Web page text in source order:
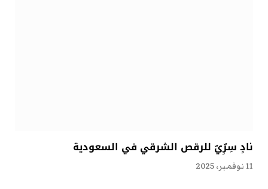
نادٍ سِرِّيّ للرقص الشرقي في السعودية
11 نوفمبر، 2025